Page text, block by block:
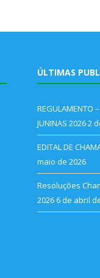
ÚLTIMAS
REGULAMENTO
JUNINAS 20262
EDITAL DE
maio de 2026
Resoluções
2026 6 de abril